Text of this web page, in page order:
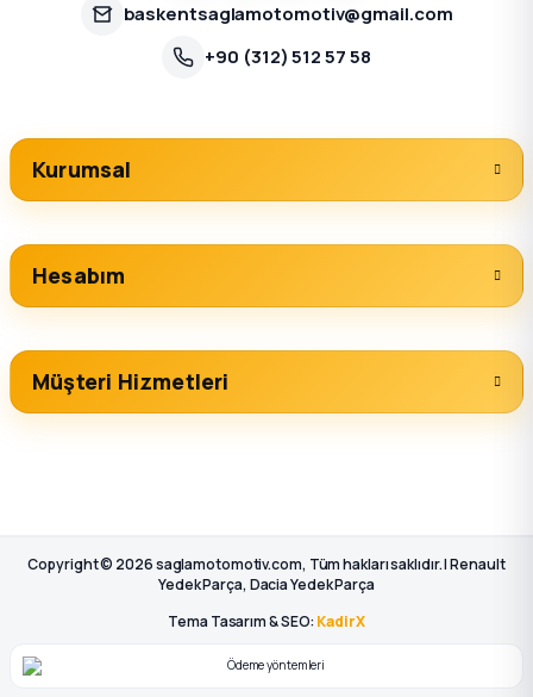
baskentsaglamotomotiv@gmail.com
+90 (312) 512 57 58
Kurumsal
Hesabım
Müşteri Hizmetleri
Copyright © 2026 saglamotomotiv.com, Tüm hakları saklıdır. | Renault
Yedek Parça, Dacia Yedek Parça
Tema Tasarım & SEO: KadirX